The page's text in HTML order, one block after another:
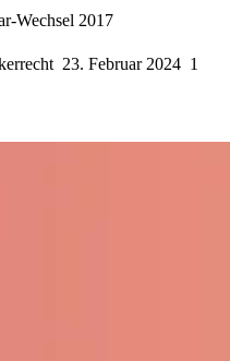
Wechsel 2017
23. Februar 2024 1